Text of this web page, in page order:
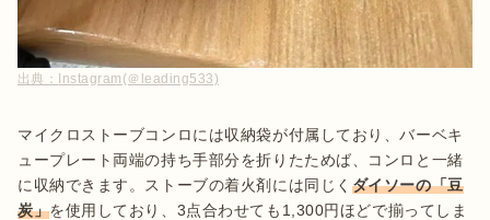
出典： Instagram(＠leading533)
マイクロストーブコンロには収納袋が付属しており、バーベキ
ュープレート両端の持ち手部分を折りたためば、コンロと一緒
に収納できます。ストーブの着火剤には同じく ダイソーの「豆
炭」を使用しており、3点合わせても1,300円ほどで揃ってしま